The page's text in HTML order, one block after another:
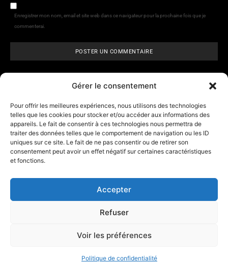
Gérer le consentement
Pour offrir les meilleures expériences, nous utilisons des technologies
telles que les cookies pour stocker et/ou accéder aux informations des
appareils. Le fait de consentir à ces technologies nous permettra de
traiter des données telles que le comportement de navigation ou les ID
uniques sur ce site. Le fait de ne pas consentir ou de retirer son
consentement peut avoir un effet négatif sur certaines caractéristiques
et fonctions.
Accepter
Refuser
Voir les préférences
Politique de confidentialité
:
Enregistrer mon nom, email et site web dans ce navigateur pour la prochaine fois que je
commenterai.
ARCANE VISIONS- Tarologie,
numérologie et
horoscope
Mentions légales